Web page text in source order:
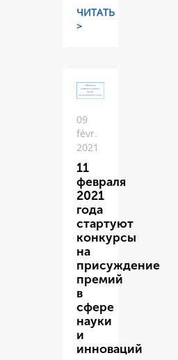
ЧИТАТЬ
>
09
févr.
2021
11
февраля
2021
года
стартуют
конкурсы
на
присуждение
премий
в
сфере
науки
и
инноваций